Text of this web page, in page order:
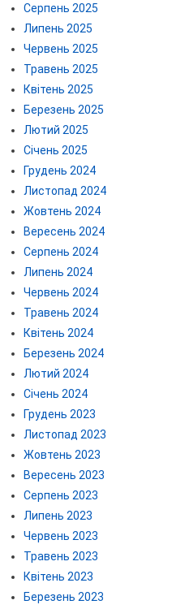
Серпень 2025
Липень 2025
Червень 2025
Травень 2025
Квітень 2025
Березень 2025
Лютий 2025
Січень 2025
Грудень 2024
Листопад 2024
Жовтень 2024
Вересень 2024
Серпень 2024
Липень 2024
Червень 2024
Травень 2024
Квітень 2024
Березень 2024
Лютий 2024
Січень 2024
Грудень 2023
Листопад 2023
Жовтень 2023
Вересень 2023
Серпень 2023
Липень 2023
Червень 2023
Травень 2023
Квітень 2023
Березень 2023